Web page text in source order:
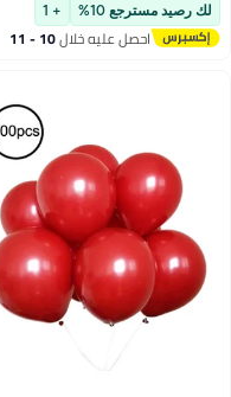
لك رصيد مسترجع 10% + 1
احصل عليه خلال 10 - 11